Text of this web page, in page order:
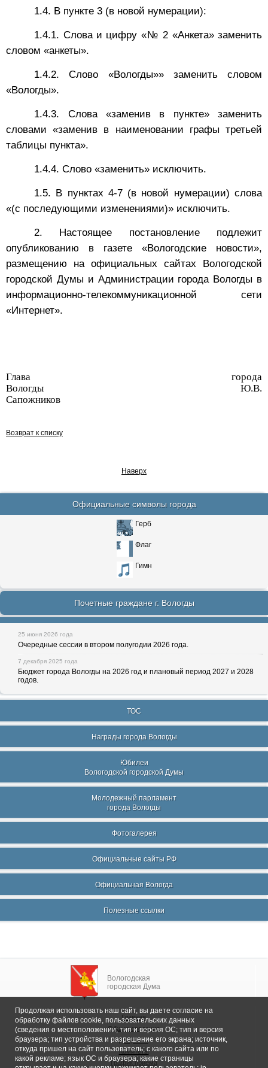
1.4. В пункте 3 (в новой нумерации):
1.4.1. Слова и цифру «№ 2 «Анкета» заменить
словом «анкеты».
1.4.2. Слово «Вологды»» заменить словом
«Вологды».
1.4.3. Слова «заменив в пункте» заменить
словами «заменив в наименовании графы третьей
таблицы пункта».
1.4.4. Слово «заменить» исключить.
1.5. В пунктах 4-7 (в новой нумерации) слова
«(с последующими изменениями)» исключить.
2. Настоящее постановление подлежит
опубликованию в газете «Вологодские новости»,
размещению на официальных сайтах Вологодской
городской Думы и Администрации города Вологды в
информационно-телекоммуникационной сети
«Интернет».
Глава города
Вологды Ю.В.
Сапожников
Возврат к списку
Наверх
Официальные символы города
Герб
Флаг
Гимн
Почетные граждане г. Вологды
25 июня 2026 года
Очередные сессии в втором полугодии 2026 года.
7 декабря 2025 года
Бюджет города Вологды на 2026 год и плановый период 2027 и 2028
годов.
ТОС
Награды города Вологды
Юбилеи
Вологодской городской Думы
Молодежный парламент
города Вологды
Фотогалерея
Официальные сайты РФ
Официальная Вологда
Полезные ссылки
Вологодская
городская Дума
Главная
Общие сведения
Депутаты
Комитеты
График приема
Продолжая использовать наш сайт, вы даете согласие на
обработку файлов cookie, пользовательских данных
(сведения о местоположении; тип и версия ОС; тип и версия
браузера; тип устройства и разрешение его экрана; источник,
откуда пришел на сайт пользователь; с какого сайта или по
какой рекламе; язык ОС и браузера; какие страницы